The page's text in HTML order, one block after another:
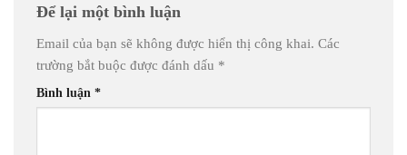
Để lại một bình luận
Email của bạn sẽ không được hiển thị công khai. Các
trường bắt buộc được đánh dấu *
Bình luận *